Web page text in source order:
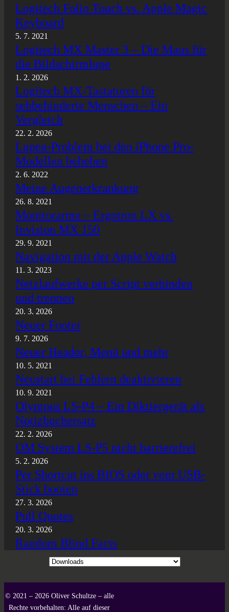
Logitech Folio Touch vs. Apple Magic
Keyboard
5. 7. 2021
Logitech MX Master 3 – Die Maus für
die Bildschirmlupe
1. 2. 2026
Logitech MX-Tastaturen für
sehbehinderte Menschen – Ein
Vergleich
22. 2. 2026
Lupen-Problem bei den iPhone Pro-
Modellen beheben
2. 6. 2022
Meine Augenerkrankung
26. 8. 2021
Monitorarme – Ergotron LX vs.
Invision MX 150
29. 9. 2021
Navigation mit der Apple Watch
11. 3. 2023
Netzlaufwerke per Script verbinden
und trennen
20. 3. 2026
Neuer Footer
9. 7. 2026
Neuer Header, Menü und mehr
10. 5. 2021
Neustart bei Fehlern deaktivieren
10. 9. 2021
Olympus LS-P4 – Ein Diktiergerät als
Notizbuchersatz
22. 2. 2026
OM System LS-P5 nicht barrierefrei
5. 2. 2026
Per Shortcut ins BIOS oder vom USB-
Stick booten
27. 3. 2026
Pull Quotes
20. 3. 2026
Random Blind Facts
Kategorien
© 2021 – 2026 Oliver Schultze – alle
Rechte vorbehalten: Alle auf dieser